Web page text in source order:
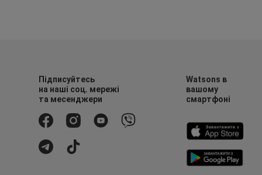
Підписуйтесь
на наші соц. мережі
та месенджери
Watsons в
вашому
смартфоні